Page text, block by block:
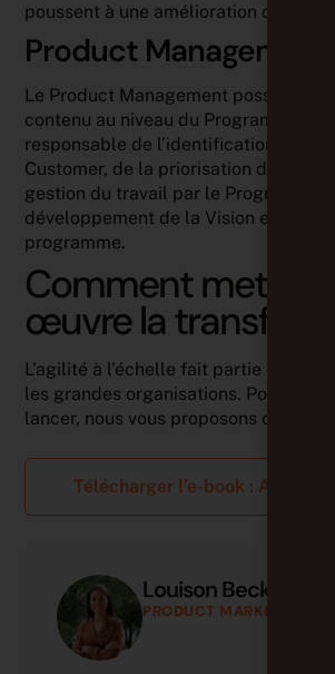
poussent à une amélioration continue.
Product Management
Le Product Management possède
contenu au niveau du Program
responsable de l’identification des
Customer, de la priorisation des
gestion du travail par le Program
développement de la Vision et de la
programme.
Comment mettre en
œuvre la
L’agilité à l’échelle fait partie des
les grandes organisations. Pour vous
lancer, nous vous proposons cet e-
Télécharger l’e-book : Agilité à
Louison Beck
PRODUCT MARKETING